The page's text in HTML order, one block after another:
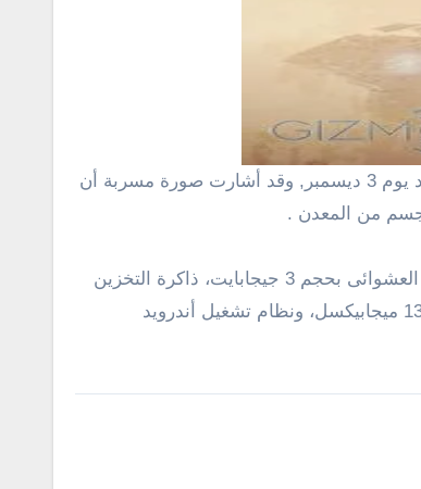
وعن مواصفات الهاتف، قال المصدر أن الهاتف سيحمل شاشة FHD بمقاس 5.2 بوصة، ومعالج من فئة Kirin 935، وذاكرة الوصول العشوائى بحجم 3 جيجابايت، ذاكرة التخزين
الداخلية 64 جيجابايت قابلة للتوسيع مع بطاقة MicroSD الخارجية، وكاميرا فى الامام بدقة 8 ميجابيكسل، وكاميرا فى الخلف بدقة 13 ميجابيكسل، ونظام تشغيل أندرويد